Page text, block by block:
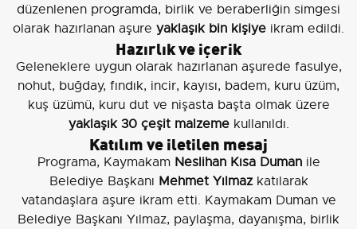
düzenlenen programda, birlik ve beraberliğin simgesi
olarak hazırlanan aşure yaklaşık bin kişiye ikram edildi.
Hazırlık ve içerik
Geleneklere uygun olarak hazırlanan aşurede fasulye,
nohut, buğday, fındık, incir, kayısı, badem, kuru üzüm,
kuş üzümü, kuru dut ve nişasta başta olmak üzere
yaklaşık 30 çeşit malzemekullanıldı.
Katılım ve iletilen mesaj
Programa, Kaymakam Neslihan Kısa Dumanile
Belediye Başkanı Mehmet Yılmazkatılarak
vatandaşlara aşure ikram etti. Kaymakam Duman ve
Belediye Başkanı Yılmaz, paylaşma, dayanışma, birlik